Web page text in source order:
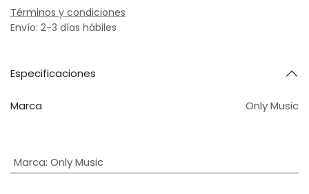
Términos y condiciones
Envío: 2-3 días hábiles
Especificaciones
Marca Only Music
Marca: Only Music